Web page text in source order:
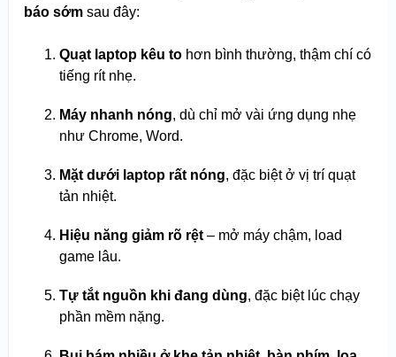
báo sớmsau đây:
Quạt laptop kêu tohơn bình thường, thậm chí có
tiếng rít nhẹ.
Máy nhanh nóng, dù chỉ mở vài ứng dụng nhẹ
như Chrome, Word.
Mặt dưới laptop rất nóng, đặc biệt ở vị trí quạt
tản nhiệt.
Hiệu năng giảm rõ rệt– mở máy chậm, load
game lâu.
Tự tắt nguồn khi đang dùng, đặc biệt lúc chạy
phần mềm nặng.